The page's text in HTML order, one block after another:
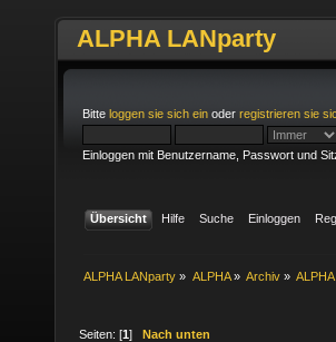
ALPHA LANparty
Bitte loggen sie sich ein oder registrieren sie
Einloggen mit Benutzername, Passwort und
Übersicht Hilfe Suche Einloggen
ALPHA LANparty » ALPHA» Archiv»
Seiten: [1]Nach unten